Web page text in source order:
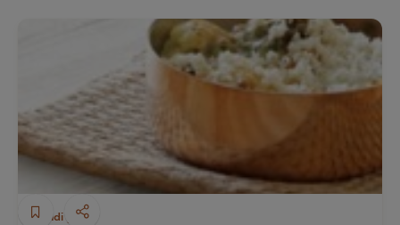
ricetta
il
Secondi piatti